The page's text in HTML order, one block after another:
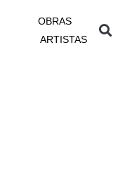
OBRAS
ARTISTAS